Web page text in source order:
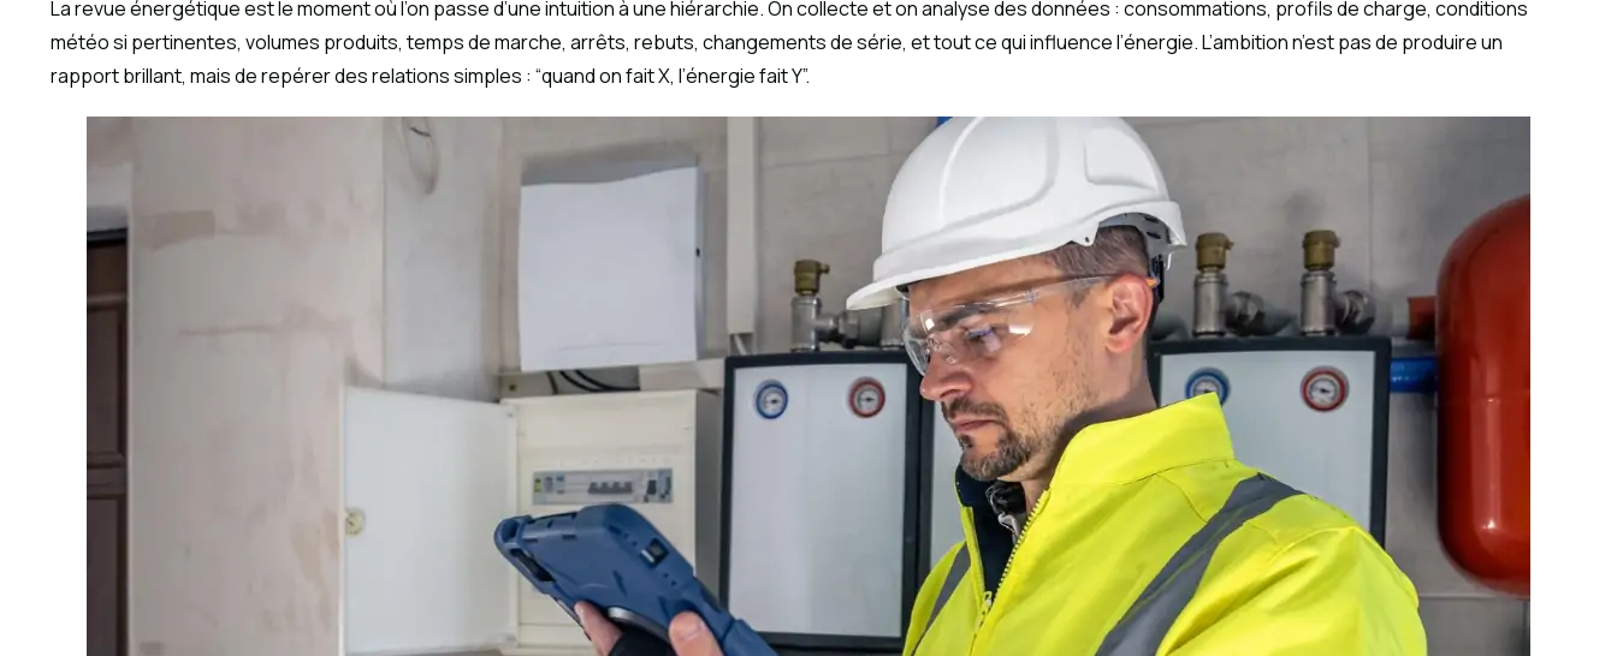
La revue énergétique est le moment où l’on passe d’une intuition à une hiérarchie. On collecte et on analyse des données : consommations, profils de charge, conditions
météo si pertinentes, volumes produits, temps de marche, arrêts, rebuts, changements de série, et tout ce qui influence l’énergie. L’ambition n’est pas de produire un
rapport brillant, mais de repérer des relations simples : “quand on fait X, l’énergie fait Y”.